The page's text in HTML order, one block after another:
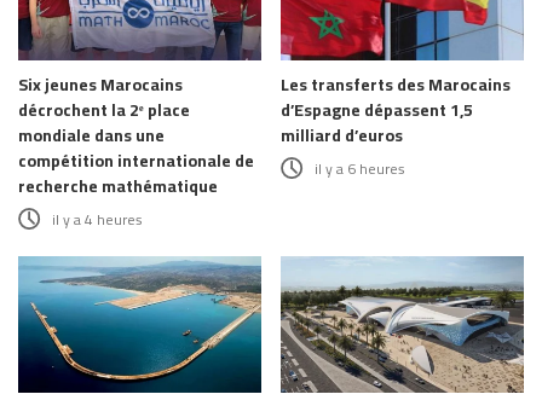
Six jeunes Marocains
décrochent la 2ᵉ place
mondiale dans une
compétition internationale de
recherche mathématique
il y a 4 heures
Les transferts des Marocains
d’Espagne dépassent 1,5
milliard d’euros
il y a 6 heures